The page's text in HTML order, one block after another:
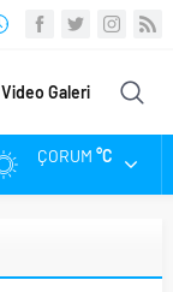
Video Galeri
ÇORUM °C